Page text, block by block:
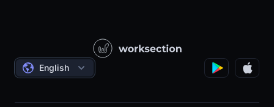
Staatliche / Soziale Projekte
Projektmanagement
Stundengenaue Arbeit
Bedingungen
English